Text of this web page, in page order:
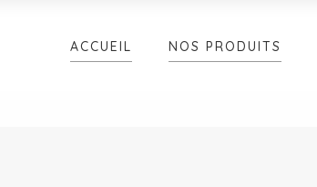
ACCUEIL NOS PRODUITS